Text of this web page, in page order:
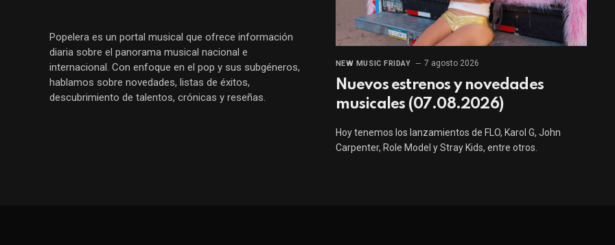
Popelera es un portal musical que ofrece información
diaria sobre el panorama musical nacional e
internacional. Con enfoque en el pop y sus subgéneros,
hablamos sobre novedades, listas de éxitos,
descubrimiento de talentos, crónicas y reseñas.
NEW MUSIC FRIDAY 7 agosto 2026
Nuevos estrenos y novedades
musicales (07.08.2026)
Hoy tenemos los lanzamientos de FLO, Karol G, John
Carpenter, Role Model y Stray Kids, entre otros.